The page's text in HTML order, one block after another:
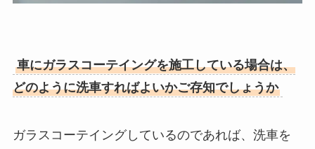
車にガラスコーテイングを施工している場合は、
どのように洗車すればよいかご存知でしょうか
ガラスコーテイングしているのであれば、洗車を